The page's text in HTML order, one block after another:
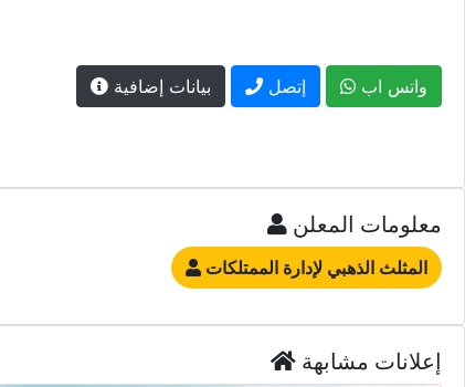
بيانات إضافية إتصل واتس اب
المثلث الذهبي لإدارة الممتلكات